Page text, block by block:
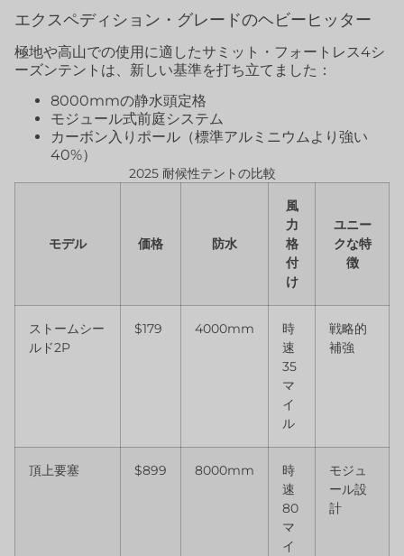
エクスペディション・グレードのヘビーヒッター
極地や高山での使用に適したサミット・フォートレス4シ
ーズンテントは、新しい基準を打ち立てました：
8000mmの静水頭定格
モジュール式前庭システム
カーボン入りポール（標準アルミニウムより強い
40%）
2025 耐候性テントの比較
モデル 価格 防水
風
力
格
付
け
ユニー
クな特
徴
ストームシー
ルド2P
$179 4000mm
時
速
35
マ
イ
ル
戦略的
補強
頂上要塞 $899 8000mm
時
速
80
マ
イ
モジュ
ール設
計